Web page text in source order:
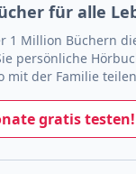
für alle
1 Million Büchern
persönliche
mit der Familie
gratis testen!